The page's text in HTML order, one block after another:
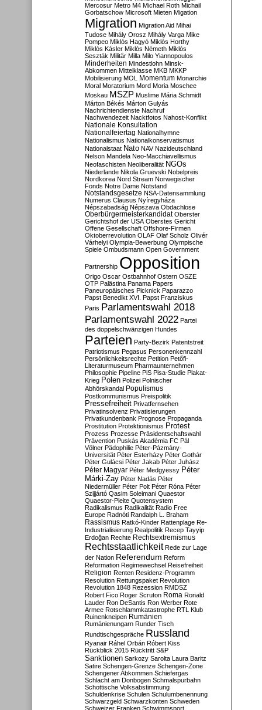
Mercosur Metro M4 Michael Roth Michail
Gorbatschow Microsoft Mieten Migation
Migration Migration Aid Mihai
Tudose Mihály Orosz Mihály Varga Mike
Pompeo Miklós Hagyó Miklós Horthy
Miklós Kásler Miklós Németh Miklós
Seszták Militär Milla Milo Yiannopoulos
Minderheiten Mindestlohn Minsk-
Abkommen Mittelklasse MKB MKKP
Mobilisierung MOL Momentum Monarchie
Moral Moratorium Mord Moria Moschee
Moskau MSZP Muslime Mária Schmidt
Márton Békés Márton Gulyás
Nachrichtendienste Nachruf
Nachwendezeit Nacktfotos Nahost-Konflikt
Nationale Konsultation
Nationalfeiertag Nationalhymne
Nationalismus Nationalkonservatismus
Nationalstaat Nato NAV Nazideutschland
Nelson Mandela Neo-Macchiavellismus
Neofaschisten Neoliberalität NGOs
Niederlande Nikola Gruevski Nobelpreis
Nordkorea Nord Stream Norwegischer
Fonds Notre Dame Notstand
Notstandsgesetze NSA-Datensammlung
Numerus Clausus Nyíregyháza
Népszabadság Népszava Obdachlose
Oberbürgermeisterkandidat Oberster
Gerichtshof der USA Oberstes Gericht
Offene Gesellschaft Offshore-Firmen
Oktoberrevolution OLAF Olaf Scholz Olivér
Várhelyi Olympia-Bewerbung Olympische
Spiele Ombudsmann Open Government
Partnership Opposition
Origo Oscar Ostbahnhof Ostern OSZE
OTP Palästina Panama Papers
Paneuropäisches Picknick Paparazzo
Papst Benedikt XVI. Papst Franziskus
Paris Parlamentswahl 2018
Parlamentswahl 2022 Partei
des doppelschwänzigen Hundes
Parteien Party-Bezirk Patentstreit
Patriotismus Pegasus Personenkennzahl
Persönlichkeitsrechte Petition Petőfi-
Literaturmuseum Pharmaunternehmen
Philosophie Pipeline PiS Pisa-Studie Plakat-
Krieg Polen Polizei Polnischer
Abhörskandal Populismus
Postkommunismus Preispolitik
Pressefreiheit Privatfernsehen
Privatinsolvenz Privatisierungen
Privatkundenbank Prognose Propaganda
Prostitution Protektionismus Protest
Prozess Prozesse Präsidentschaftswahl
Prävention Puskás Akadémia FC Pál
Völner Pädophilie Péter-Pázmány-
Universität Péter Esterházy Péter Gothár
Péter Gulácsi Péter Jakab Péter Juhász
Péter Magyar Péter Medgyessy Péter
Márki-Zay Péter Nadás Péter
Niedermüller Péter Polt Péter Róna Péter
Szijjártó Qasim Soleimani Quaestor
Quaestor-Pleite Quotensystem
Radikalismus Radikalität Radio Free
Europe Radnóti Randalph L. Braham
Rassismus Ratkó-Kinder Rattenplage Re-
Industrialisierung Realpolitik Recep Tayyip
Erdoğan Rechte Rechtsextremismus
Rechtsstaatlichkeit Rede zur Lage
der Nation Referendum Reform
Reformation Regimewechsel Reisefreiheit
Religion Renten Residenz-Programm
Resolution Rettungspaket Revolution
Revolution 1848 Rezession RMDSZ
Robert Fico Roger Scruton Roma Ronald
Lauder Ron DeSantis Ron Werber Rote
Armee Rotschlammkatastrophe RTL Klub
Ruinenkneipen Rumänien
Rumänienungarn Runder Tisch
Rundtischgespräche Russland
Ryanair Ráhel Orbán Róbert Kiss
Rückblick 2015 Rücktritt S&P
Sanktionen Sarkozy Sarolta Laura Baritz
Satire Schengen-Grenze Schengen-Zone
Schengener Abkommen Schiefergas
Schlacht am Donbogen Schmalspurbahn
Schottische Volksabstimmung
Schuldenkrise Schulen Schulumbenennung
Schwarzgeld Schwarzkonten Schweden
Schweizer Franken Schwimmsport